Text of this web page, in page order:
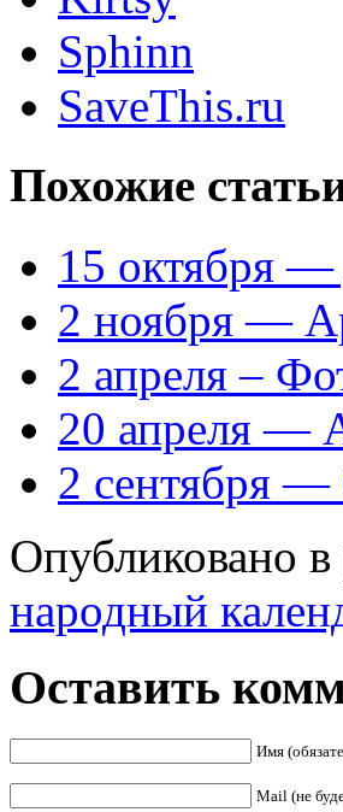
Sphinn
SaveThis.ru
Похожие
15 октября
2 ноября —
2 апреля –
20 апреля —
2 сентября
Опубликовано в
народный
Оставить
Имя
Mail (не